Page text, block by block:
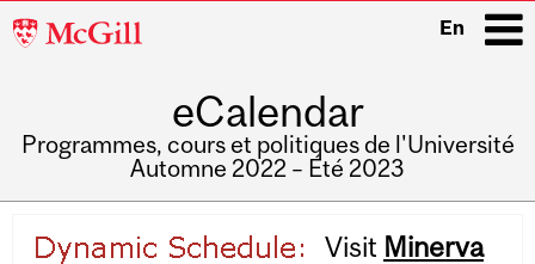
McGill
En
eCalendar
Programmes, cours et politiques de l'Université
Automne 2022 – Été 2023
navigation
Visit Minerva